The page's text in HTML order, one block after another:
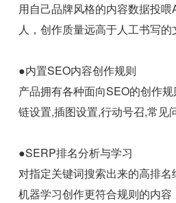
用自己品牌风格的内容数据投
人，创作质量远高于人工书写的
●内置SEO内容创作规则
产品拥有各种面向SEO的创作
链设置,插图设置,行动号召,常见
●SERP排名分析与学习
对指定关键词搜索出来的高排
机器学习创作更符合规则的内容